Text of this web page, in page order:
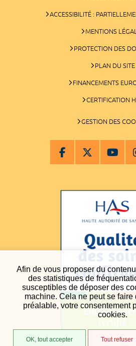
Afin de vous proposer du
des statistiques de
susceptibles de déposer des
machine. Cela ne peut se faire
préalable, votre consentement
cookies.
OK, tout accepter Tout refuser
ACCESSIBILITÉ :
MENTIONS
PROTECTION DES
PLAN DU SITE
FINANCEMENTS
CERTIFICATION
GESTION DES